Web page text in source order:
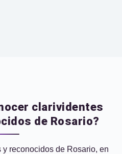
clarividentes
de Rosario?
reconocidos de Rosario, en